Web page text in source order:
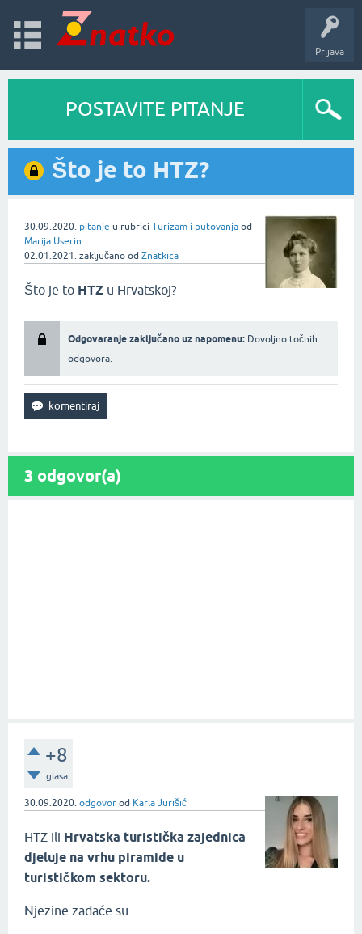
Prijava
POSTAVITE PITANJE
Što je to HTZ?
30.09.2020. pitanje u rubrici Turizam i putovanja od
Marija Userin
02.01.2021. zaključano od Znatkica
Što je to HTZ u Hrvatskoj?
Odgovaranje zaključano uz napomenu: Dovoljno točnih
odgovora.
3 odgovor(a)
+8
glasa
30.09.2020. odgovor od Karla Jurišić
HTZ ili Hrvatska turistička zajednica
djeluje na vrhu piramide u
turističkom sektoru.
Njezine zadaće su